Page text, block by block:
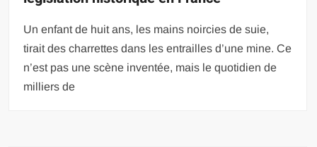
Un enfant de huit ans, les mains noircies de suie,
tirait des charrettes dans les entrailles d’une mine. Ce
n’est pas une scène inventée, mais le quotidien de
milliers de